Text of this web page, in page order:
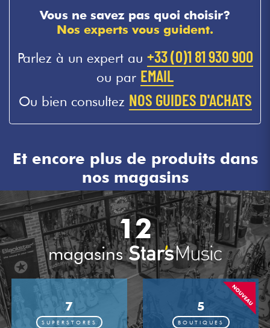
Vous ne savez pas quoi choisir?
Nos experts vous guident.
Parlez à un expert au +33 (0)1 81 930 900
ou par EMAIL
Ou bien consultez NOS GUIDES D'ACHATS
Et encore plus de produits dans
nos magasins
12
magasins
7
SUPERSTORES
5
BOUTIQUES